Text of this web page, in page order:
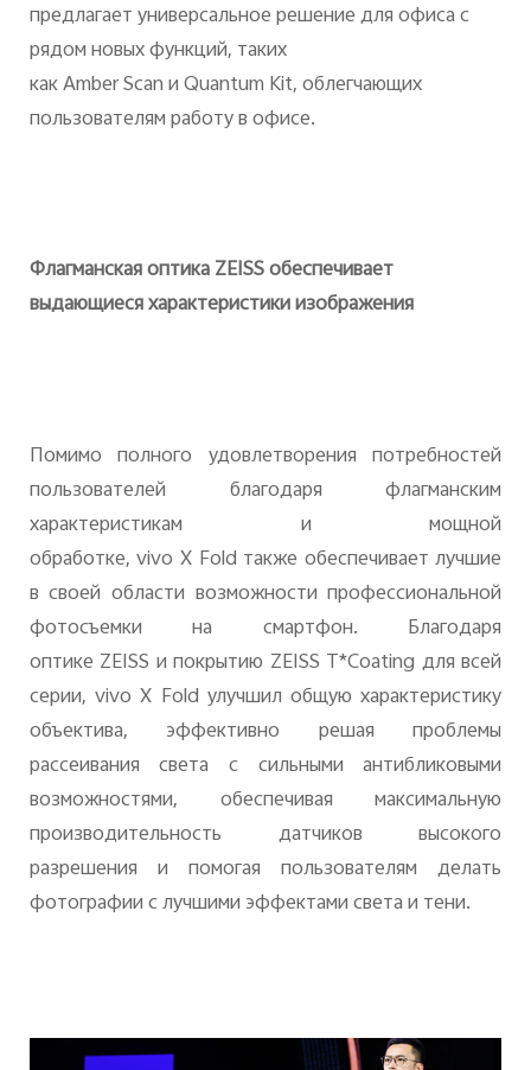
предлагает универсальное решение для офиса с
рядом новых функций, таких
какAmberScanиQuantum Kit, облегчающих
пользователям работу в офисе.
Флагманская оптикаZEISSобеспечивает
выдающиеся характеристики изображения
Помимо полного удовлетворения потребностей
пользователей благодаря флагманским
характеристикам и мощной
обработке,vivo X Fold также обеспечивает лучшие
в своей области возможности профессиональной
фотосъемки на смартфон. Благодаря
оптике ZEISS и покрытию ZEISS T*Coating для всей
серии,vivo X Fold улучшил общую характеристику
объектива, эффективно решая проблемы
рассеивания света с сильными антибликовыми
возможностями, обеспечивая максимальную
производительность датчиков высокого
разрешения и помогая пользователям делать
фотографии с лучшими эффектами света и тени.